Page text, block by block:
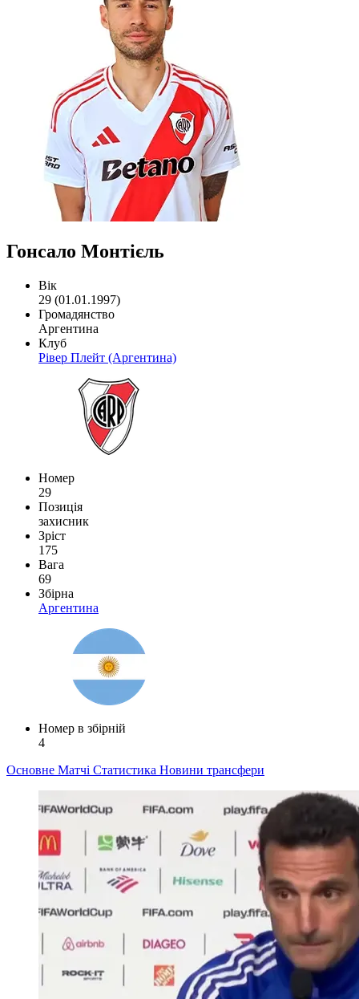
Гонсало Монтієль
Вік
29 (01.01.1997)
Громадянство
Аргентина
Клуб
Рівер Плейт (Аргентина)
Номер
29
Позиція
захисник
Зріст
175
Вага
69
Збірна
Аргентина
Номер в збірній
4
Основне Матчі Статистика Новини трансфери